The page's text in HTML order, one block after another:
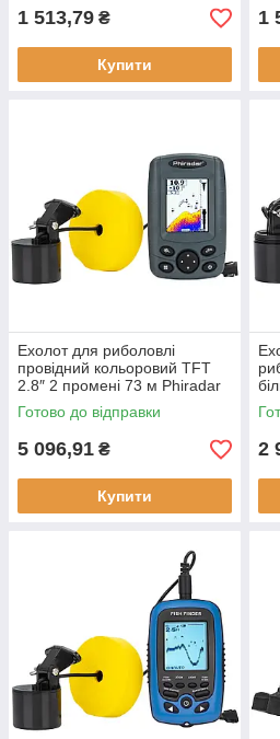
1 513,79 ₴
Купити
1
Ехолот для риболовлі
провідний кольоровий TFT
2.8″ 2 промені 73 м Phiradar
FF 188 N максимальна
глибина 73 м новий
Готово до відправки
5 096,91 ₴
Купити
2